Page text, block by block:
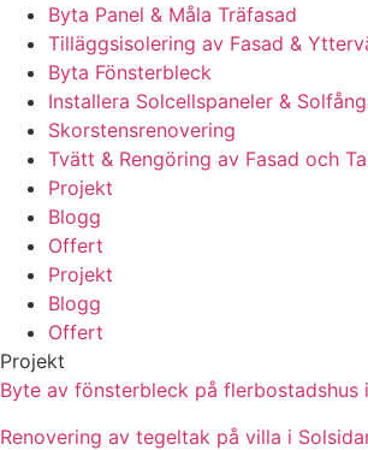
Byta Panel & Måla Träfasad
Tilläggsisolering av Fasad &
Byta Fönsterbleck
Installera Solcellspaneler &
Skorstensrenovering
Tvätt & Rengöring av Fasad och
Projekt
Blogg
Offert
Projekt
Blogg
Offert
Projekt
Byte av fönsterbleck på flerbostadshus
Renovering av tegeltak på villa i